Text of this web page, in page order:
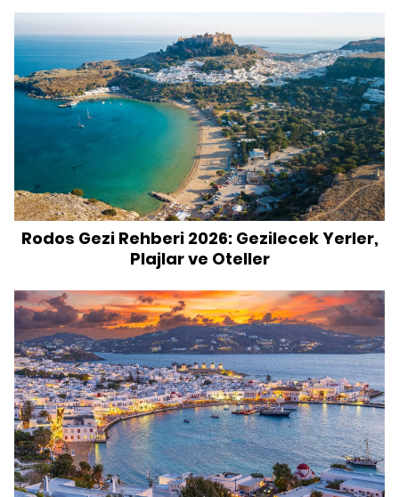
Rodos Gezi Rehberi 2026: Gezilecek Yerler,
Plajlar ve Oteller